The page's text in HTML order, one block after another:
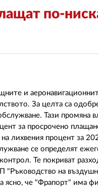
по-
и
За целта са
Тази промяна
за просрочено
лихвения процент за
се определят
Те покриват
"Ръководство на
ясно, че "Фрапорт" има